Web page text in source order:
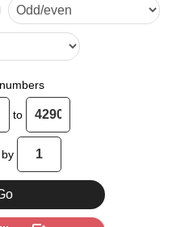
to